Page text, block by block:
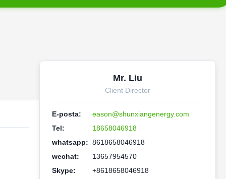
Mr. Liu
Client Director
E-posta:
eason@shunxiangenergy.com
Tel:
18658046918
whatsapp: 8618658046918
wechat:
13657954570
Skype:
+8618658046918